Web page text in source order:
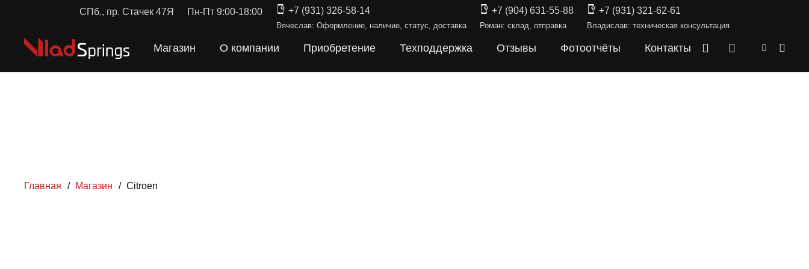
СПб., пр. Стачек 47Я Пн-Пт 9:00-18:00 +7 (931) 326-58-14
Вячеслав: Оформление, наличие, статус, доставка
+7 (904) 631-55-88
Роман: склад, отправка
+7 (931) 321-62-61
Владислав: техническая консультация
Магазин О компании Приобретение Техподдержка Отзывы Фотоотчёты Контакты
Главная / Магазин / Citroen